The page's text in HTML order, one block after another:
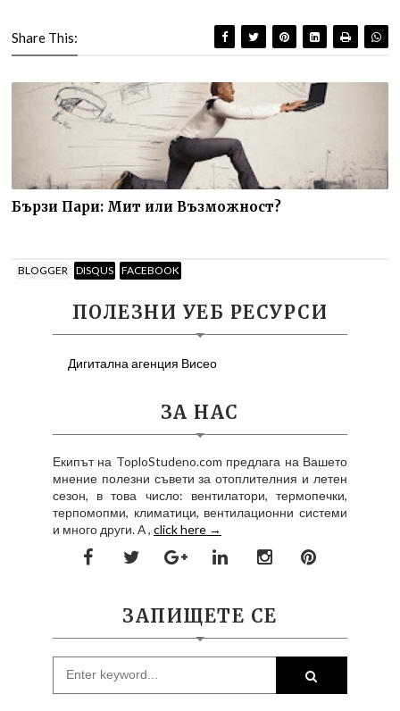
Share This:
Бързи Пари: Мит или Възможност?
BLOGGER DISQUS FACEBOOK
ПОЛЕЗНИ УЕБ РЕСУРСИ
Дигитална агенция Висео
ЗА НАС
Екипът на ToploStudeno.com предлага на Вашето
мнение полезни съвети за отоплителния и летен
сезон, в това число: вентилатори, термопечки,
терпомопми, климатици, вентилационни системи
и много други. А , click here →
ЗАПИЩЕТЕ СЕ